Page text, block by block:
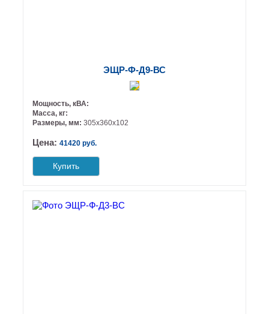
ЭЩР-Ф-Д9-ВС
Мощность, кВА:
Масса, кг:
Размеры, мм: 305х360х102
Цена: 41420 руб.
Купить